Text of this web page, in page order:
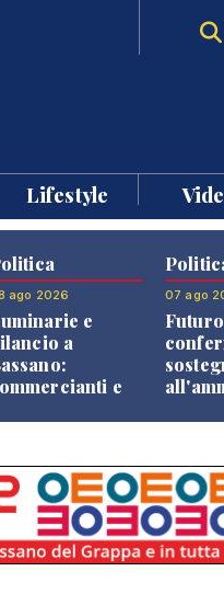
Lifestyle
ago 2026
e
a
e
07 ago